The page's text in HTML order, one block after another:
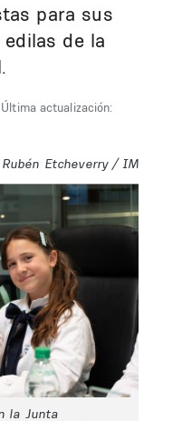
para sus
de la
actualización:
Rubén Etcheverry / IM
la Junta